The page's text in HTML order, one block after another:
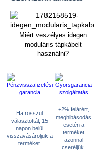
Miért veszélyes idegen
moduláris tápkábelt
használni?
Ha rosszul
választottál, 15
napon belül
visszavásároljuk a
terméket.
+2% felárért,
meghibásodás
esetén a
terméket
azonnal
cseréljük.